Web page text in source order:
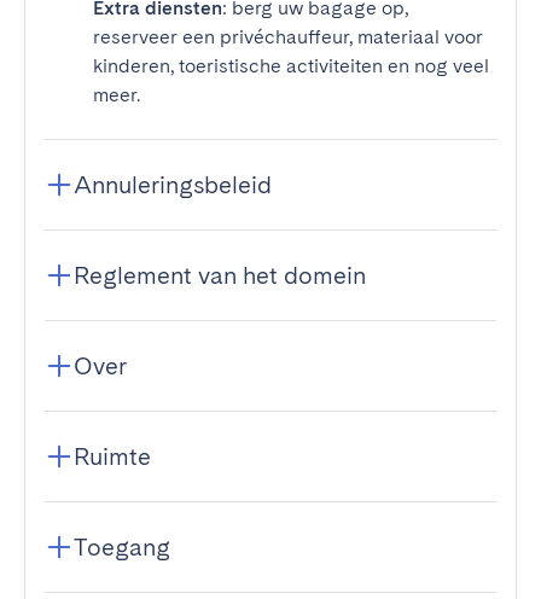
Extra diensten: berg uw bagage op,
reserveer een privéchauffeur, materiaal voor
kinderen, toeristische activiteiten en nog veel
meer.
Annuleringsbeleid
Reglement van het domein
Over
Ruimte
Toegang